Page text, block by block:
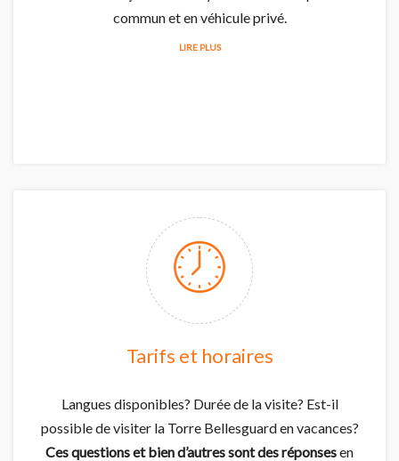
commun et en véhicule privé.
LIRE PLUS
Tarifs et horaires
Langues disponibles? Durée de la visite? Est-il
possible de visiter la Torre Bellesguard en vacances?
Ces questions et bien d’autres sont des réponsesen